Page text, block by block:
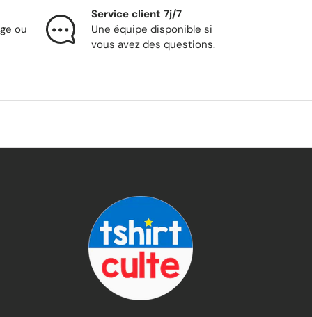
ou
Service client 7j/7
Une équipe disponible si
vous avez des questions.